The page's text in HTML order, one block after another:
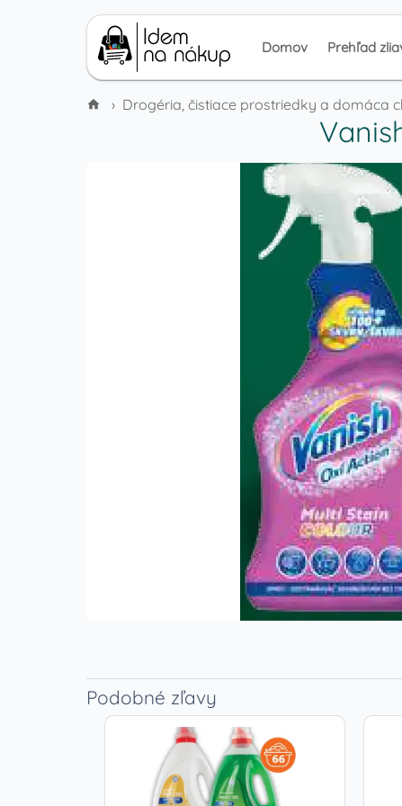
Domov Prehľad
› Drogéria, čistiace prostriedky a domáca
Podobné zľavy